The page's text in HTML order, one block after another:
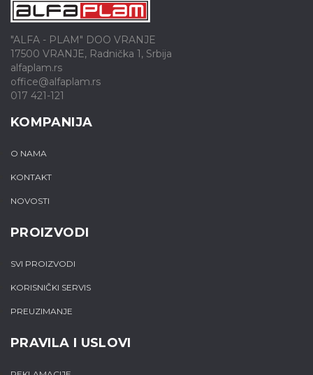
"ALFA - PLAM" DOO VRANJE
17500 VRANJE, Radnička 1, Srbija
alfaplam.rs
office@alfaplam.rs
017 421-121
KOMPANIJA
O NAMA
KONTAKT
NOVOSTI
PROIZVODI
SVI PROIZVODI
KORISNIČKI SERVIS
PREUZIMANJE
PRAVILA I USLOVI